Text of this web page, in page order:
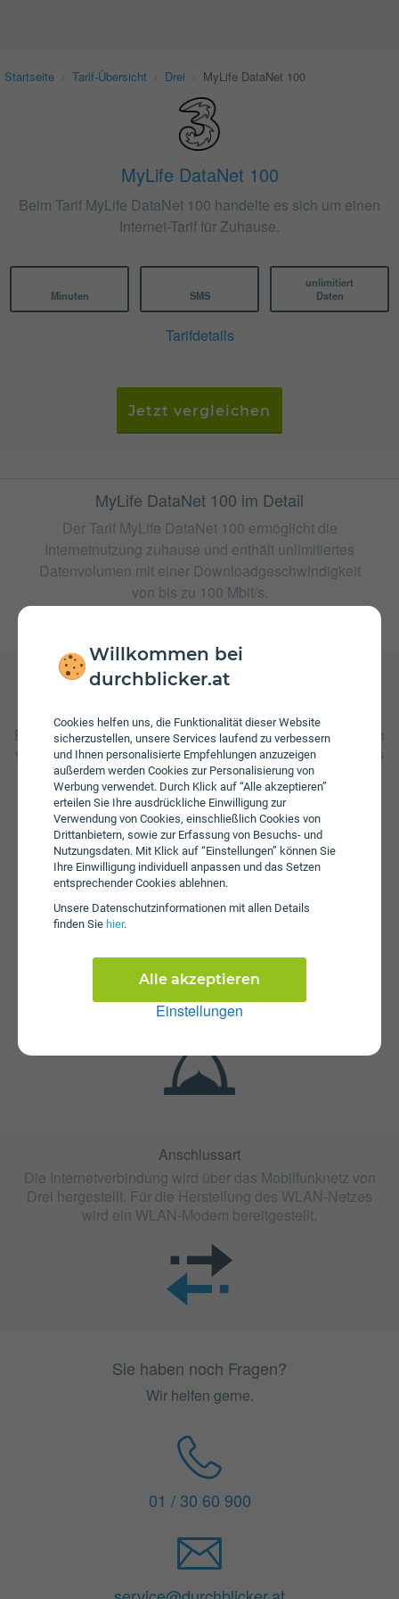
Willkommen bei
durchblicker.at
Cookies helfen uns, die Funktionalität dieser Website
sicherzustellen, unsere Services laufend zu verbessern
und Ihnen personalisierte Empfehlungen anzuzeigen
außerdem werden Cookies zur Personalisierung von
Werbung verwendet. Durch Klick auf “Alle akzeptieren”
erteilen Sie Ihre ausdrückliche Einwilligung zur
Verwendung von Cookies, einschließlich Cookies von
Drittanbietern, sowie zur Erfassung von Besuchs- und
Nutzungsdaten. Mit Klick auf “Einstellungen” können Sie
Ihre Einwilligung individuell anpassen und das Setzen
entsprechender Cookies ablehnen.
Unsere Daten­schutz­informationen mit allen Details
finden Sie hier.
Einstellungen
Alle akzeptieren
Startseite Tarif-Übersicht Drei MyLife DataNet 100
MyLife DataNet 100
Beim Tarif MyLife DataNet 100 handelte es sich um einen
Internet-Tarif für Zuhause.
Minuten SMS
unlimitiert
Daten
Tarifdetails
Jetzt vergleichen
MyLife DataNet 100 im Detail
Der Tarif MyLife DataNet 100 ermöglicht die
Internetnutzung zuhause und enthält unlimitiertes
Datenvolumen mit einer Downloadgeschwindigkeit
von bis zu 100 Mbit/s.
Beim Tarif MyLife DataNet 100 fallen monatliche Gebühren
von € 24,90 an. Weiters fallen einmalige Gebühren von bis
zu € 9,90 an.
Monate. Die Kündigungsfrist beträgt 1 Monat.
Anschlussart
Die Internetverbindung wird über das Mobilfunknetz von
Drei hergestellt. Für die Herstellung des WLAN-Netzes
wird ein WLAN-Modem bereitgestellt.
Sie haben noch Fragen?
Wir helfen gerne.
01 / 30 60 900